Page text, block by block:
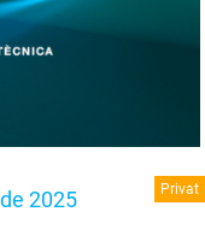
2025 Privat